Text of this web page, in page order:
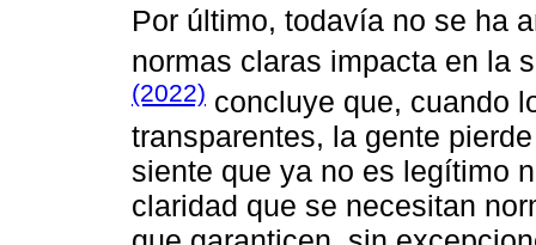
Por último, todavía no se ha
normas claras impacta en la
(2022) concluye que, cuando
transparentes, la gente
siente que ya no es legítimo
claridad que se necesitan